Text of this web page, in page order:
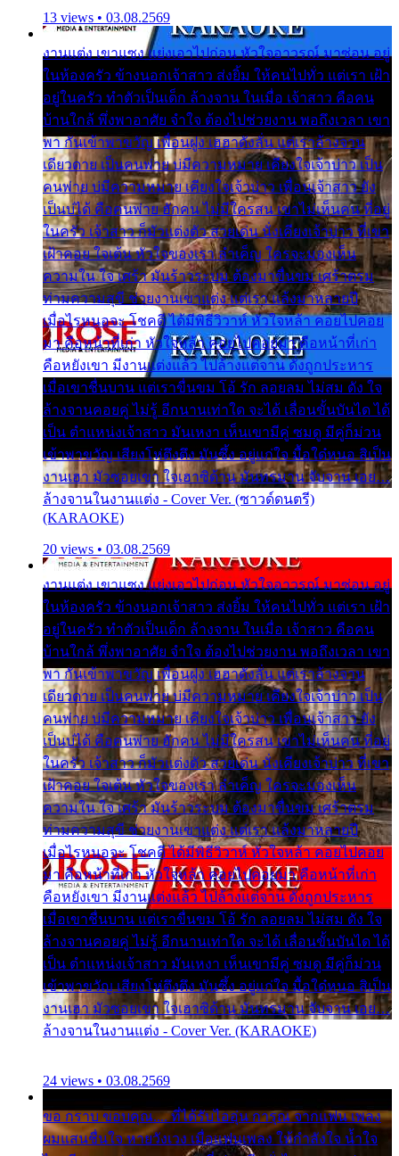
13 views • 03.08.2569
งานแต่ง เขาแซง แย่งเอาไปก่อน หัวใจอาวรณ์ มาซ่อน อยู่
ในห้องครัว ข้างนอกเจ้าสาว ส่งยิ้ม ให้คนไปทั่ว แต่เรา เฝ้า
อยู่ในครัว ทำตัวเป็นเด็ก ล้างจาน ในเมื่อ เจ้าสาว คือคน
บ้านใกล้ พึ่งพาอาศัย จำใจ ต้องไปช่วยงาน พอถึงเวลา เขา
พา กันเข้าพาขวัญ เพื่อนฝูง เฮฮาดังลั่น แต่เราล้างจาน
เดียวดาย เป็นคนพ่าย บ่มีความหมาย เคียงใจเจ้าบ่าว เป็น
คนพ่าย บ่มีความหมาย เคียงใจเจ้าบ่าว เพื่อนเจ้าสาว ยัง
เป็นบ่ได้ คือคนพ่าย ฮักคน ไม่มีใครสน เขาไม่เห็นคน ที่อยู่
ในครัว เจ้าสาว ก็มัวแต่งตัว สวยเด่น นั่งเคียงเจ้าบ่าว ที่เขา
เฝ้าคอย ใจเต้น หัวใจของเรา ลำเค็ญ ใครจะมองเห็น
ความใน ใจ เศร้า มันร้าวระบม ต้องมาขื่นขม เศร้าตรม
ท่ามความสุขี ช่วยงานเขาแต่ง แต่เรา แล้งมาหลายปี
เมื่อไรหนอจะ โชคดี ได้มีพิธีวิวาห์ หัวใจหล้า คอยไปคอย
มา คือหน้าที่เก่า หัวใจหล้า คอยไปคอยมา คือหน้าที่เก่า
คือหยังเขา มีงานแต่งแล้ว ไปล้างแต่จาน ดั่งถูกประหาร
เมื่อเขาชื่นบาน แต่เราขื่นขม โอ้ รัก ลอยลม ไม่สม ดัง ใจ
ล้างจานคอยคู่ ไม่รู้ อีกนานเท่าใด จะได้ เลื่อนขั้นบันได ได้
เป็น ตำแหน่งเจ้าสาว มันเหงา เห็นเขามีคู่ ซมดู มีคู่ก็ม่วน
เข้าพาขวัญ เสียงโห่ตึงตึง มันซึ้ง อยู่แก่ใจ มื้อใด๋หนอ สิเป็น
งานเฮา มัวซอยเขา ใจเฮาซิด้าน มันทรมาน จับจาน เอย…
ล้างจานในงานแต่ง - Cover Ver. (ซาวด์ดนตรี)
(KARAOKE)
20 views • 03.08.2569
งานแต่ง เขาแซง แย่งเอาไปก่อน หัวใจอาวรณ์ มาซ่อน อยู่
ในห้องครัว ข้างนอกเจ้าสาว ส่งยิ้ม ให้คนไปทั่ว แต่เรา เฝ้า
อยู่ในครัว ทำตัวเป็นเด็ก ล้างจาน ในเมื่อ เจ้าสาว คือคน
บ้านใกล้ พึ่งพาอาศัย จำใจ ต้องไปช่วยงาน พอถึงเวลา เขา
พา กันเข้าพาขวัญ เพื่อนฝูง เฮฮาดังลั่น แต่เราล้างจาน
เดียวดาย เป็นคนพ่าย บ่มีความหมาย เคียงใจเจ้าบ่าว เป็น
คนพ่าย บ่มีความหมาย เคียงใจเจ้าบ่าว เพื่อนเจ้าสาว ยัง
เป็นบ่ได้ คือคนพ่าย ฮักคน ไม่มีใครสน เขาไม่เห็นคน ที่อยู่
ในครัว เจ้าสาว ก็มัวแต่งตัว สวยเด่น นั่งเคียงเจ้าบ่าว ที่เขา
เฝ้าคอย ใจเต้น หัวใจของเรา ลำเค็ญ ใครจะมองเห็น
ความใน ใจ เศร้า มันร้าวระบม ต้องมาขื่นขม เศร้าตรม
ท่ามความสุขี ช่วยงานเขาแต่ง แต่เรา แล้งมาหลายปี
เมื่อไรหนอจะ โชคดี ได้มีพิธีวิวาห์ หัวใจหล้า คอยไปคอย
มา คือหน้าที่เก่า หัวใจหล้า คอยไปคอยมา คือหน้าที่เก่า
คือหยังเขา มีงานแต่งแล้ว ไปล้างแต่จาน ดั่งถูกประหาร
เมื่อเขาชื่นบาน แต่เราขื่นขม โอ้ รัก ลอยลม ไม่สม ดัง ใจ
ล้างจานคอยคู่ ไม่รู้ อีกนานเท่าใด จะได้ เลื่อนขั้นบันได ได้
เป็น ตำแหน่งเจ้าสาว มันเหงา เห็นเขามีคู่ ซมดู มีคู่ก็ม่วน
เข้าพาขวัญ เสียงโห่ตึงตึง มันซึ้ง อยู่แก่ใจ มื้อใด๋หนอ สิเป็น
งานเฮา มัวซอยเขา ใจเฮาซิด้าน มันทรมาน จับจาน เอย…
ล้างจานในงานแต่ง - Cover Ver. (KARAOKE)
24 views • 03.08.2569
ขอ กราบ ขอบคุณ.... ที่ได้รับไออุ่น การุณ จากแฟน เพลง
ผมแสนชื่นใจ หายวังเวง เมื่อแฟนเพลง ให้กำลังใจ น้ำใจ